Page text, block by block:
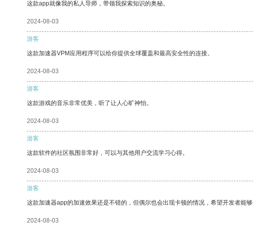
这款app就像我的私人导师，带领我探索知识的奥秘。
2024-08-03
游客
这款加速器VPM应用程序可以给你提供全球覆盖和最高安全性的连接。
2024-08-03
游客
这款游戏的音乐非常优美，听了让人心旷神怡。
2024-08-03
游客
这款软件的社区氛围非常好，可以与其他用户交流学习心得。
2024-08-03
游客
这款加速器app的加速效果还是不错的，但偶尔也会出现卡顿的情况，希望开发者能够
2024-08-03